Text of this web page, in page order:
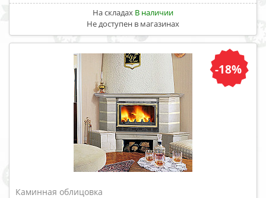
На складах В наличии
Не доступен в магазинах
-18%
Каминная облицовка